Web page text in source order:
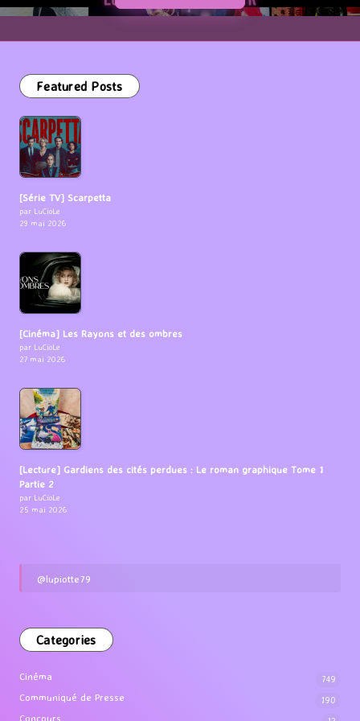
Featured Posts
[Série TV] Scarpetta
par LuCioLe
29 mai 2026
[Cinéma] Les Rayons et des ombres
par LuCioLe
27 mai 2026
[Lecture] Gardiens des cités perdues : Le roman graphique Tome 1
Partie 2
par LuCioLe
25 mai 2026
@lupiotte79
Categories
Cinéma 749
Communiqué de Presse 190
Concours